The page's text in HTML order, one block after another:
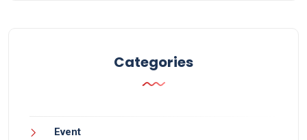
Categories
Event